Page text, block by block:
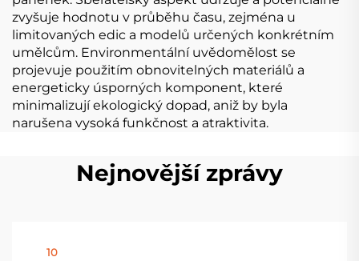
zvyšuje hodnotu v průběhu času, zejména u
limitovaných edic a modelů určených konkrétním
umělcům. Environmentální uvědomělost se
projevuje použitím obnovitelných materiálů a
energeticky úsporných komponent, které
minimalizují ekologický dopad, aniž by byla
narušena vysoká funkčnost a atraktivita.
Nejnovější zprávy
10